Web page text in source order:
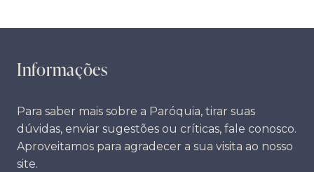
Informações
Para saber mais sobre a Paróquia, tirar suas
dúvidas, enviar sugestões ou críticas, fale conosco.
Aproveitamos para agradecer a sua visita ao nosso
site.